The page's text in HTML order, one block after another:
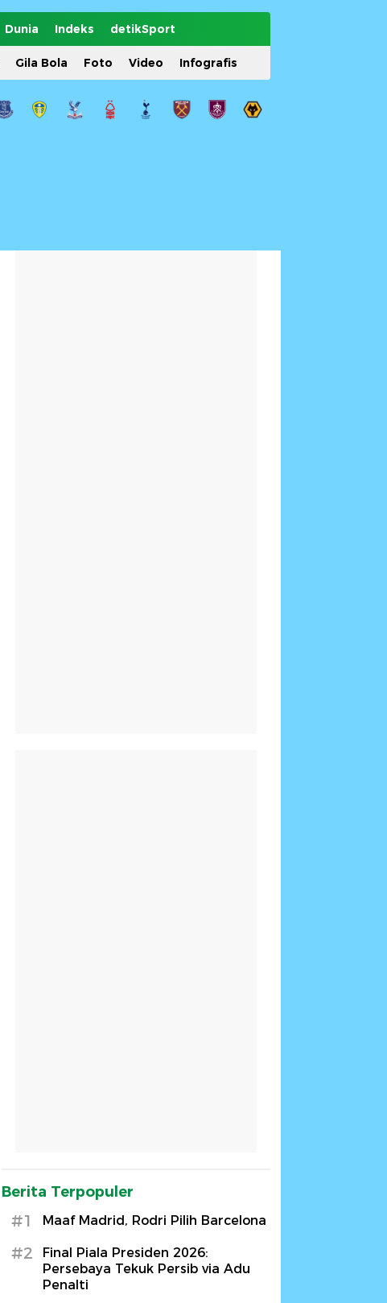
Dunia Indeks detikSport
Gila Bola Foto Video Infografis
Berita Terpopuler
#1 Maaf Madrid, Rodri Pilih Barcelona
#2
Final Piala Presiden 2026:
Persebaya Tekuk Persib via Adu
Penalti